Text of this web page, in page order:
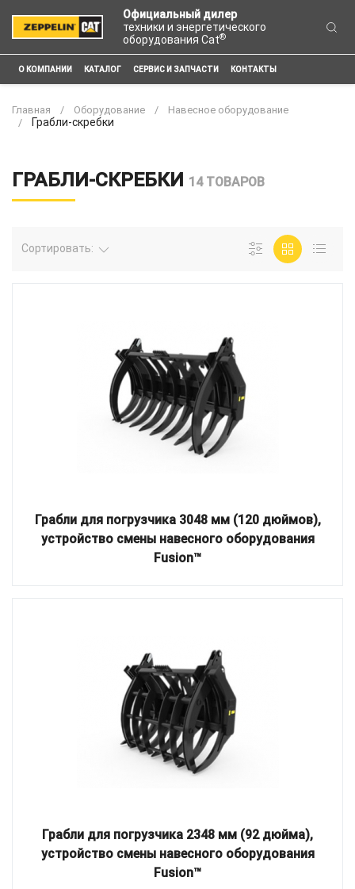
Официальный дилер
техники и энергетического
оборудования Cat®
О КОМПАНИИ КАТАЛОГ СЕРВИС И ЗАПЧАСТИ КОНТАКТЫ
Главная Оборудование Навесное оборудование
Грабли-скребки
ГРАБЛИ-СКРЕБКИ 14 ТОВАРОВ
Сортировать:
Грабли для погрузчика 3048 мм (120 дюймов),
устройство смены навесного оборудования
Fusion™
Грабли для погрузчика 2348 мм (92 дюйма),
устройство смены навесного оборудования
Fusion™